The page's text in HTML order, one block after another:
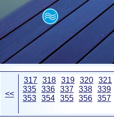
<<
317 318 319 320 321
335 336 337 338 339
353 354 355 356 357